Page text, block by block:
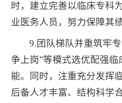
时，建立完善以临床专科
业医务人员，努力保障其
9.团队梯队并重筑牢
争上岗”等模式选优配强
能。同时，注重充分发挥
后备人才丰富、结构科学